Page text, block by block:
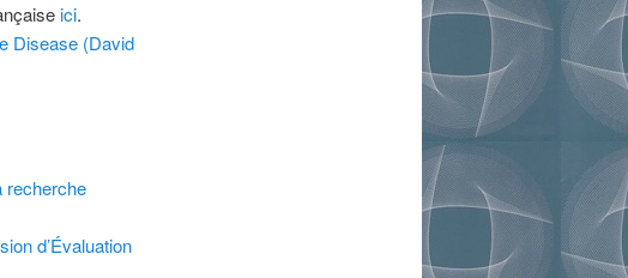
ici.
Disease (David
recherche
d’Évaluation